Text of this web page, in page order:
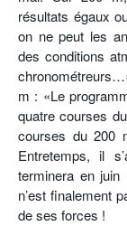
résultats égaux
on ne peut les
des conditions
m : «Le
quatre courses
courses du 200
Entretemps, il
terminera en
n’est finalement
de ses forces !